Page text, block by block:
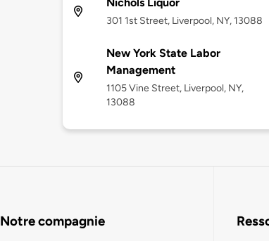
301 1st Street, Liverpool, NY, 13088
New York State Labor
Management
1105 Vine Street, Liverpool, NY,
13088
Notre compagnie